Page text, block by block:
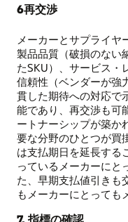
6再交渉
メーカーとサプライヤ
製品品質（破損のない
たSKU）、サービス・
信頼性（ベンダーが強
貫した期待への対応で
能であり、再交渉も可
ートナーシップが築か
要な分野のひとつが買
は支払期日を延長する
っているメーカーにと
た、早期支払値引きも
もメーカーにとっても
7. 指標の確認